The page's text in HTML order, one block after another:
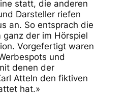
statt, die anderen
Darsteller riefen
an. So entsprach die
ganz der im Hörspiel
Vorgefertigt waren
und
denen der
Atteln den fiktiven
hat.»